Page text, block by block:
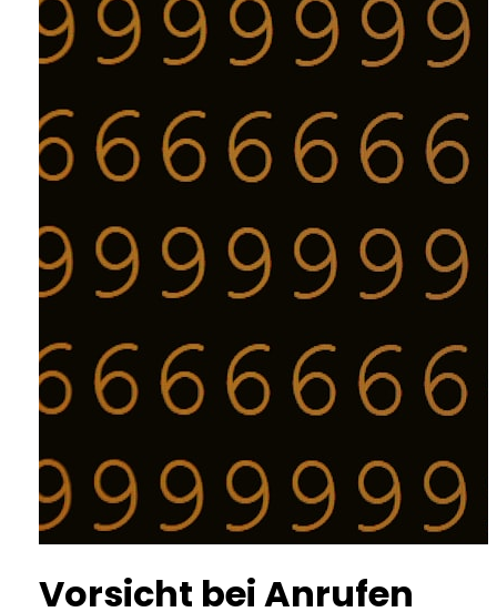
Vorsicht bei Anrufen